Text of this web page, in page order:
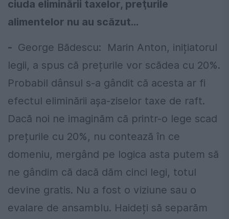
ciuda eliminării taxelor, preţurile
alimentelor nu au scăzut...
- George Bădescu: Marin Anton, inițiatorul
legii, a spus că prețurile vor scădea cu 20%.
Probabil dânsul s-a gândit că acesta ar fi
efectul eliminării așa-ziselor taxe de raft.
Dacă noi ne imaginăm că printr-o lege scad
prețurile cu 20%, nu contează în ce
domeniu, mergând pe logica asta putem să
ne gândim că dacă dăm cinci legi, totul
devine gratis. Nu a fost o viziune sau o
evalare de ansamblu. Haideți să separăm